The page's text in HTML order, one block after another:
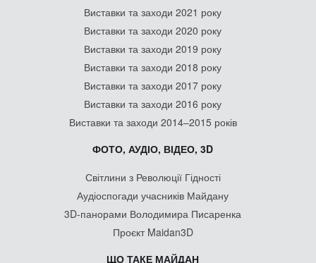
Виставки та заходи 2021 року
Виставки та заходи 2020 року
Виставки та заходи 2019 року
Виставки та заходи 2018 року
Виставки та заходи 2017 року
Виставки та заходи 2016 року
Виставки та заходи 2014–2015 років
ФОТО, АУДІО, ВІДЕО, 3D
Світлини з Революції Гідності
Аудіоспогади учасників Майдану
3D-панорами Володимира Писаренка
Проєкт Maidan3D
ЩО ТАКЕ МАЙДАН